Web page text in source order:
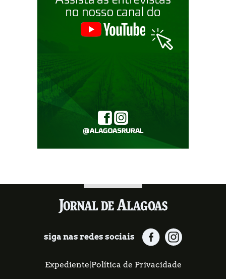
siga nas redes sociais
Expediente Política de Privacidade